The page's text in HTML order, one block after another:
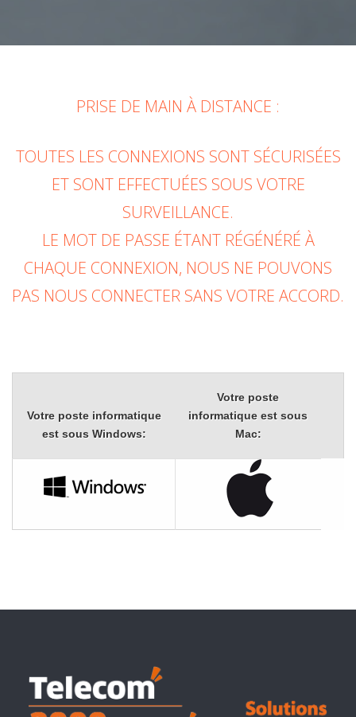
PRISE DE MAIN À DISTANCE :
TOUTES LES CONNEXIONS SONT SÉCURISÉES
ET SONT EFFECTUÉES SOUS VOTRE
SURVEILLANCE.
LE MOT DE PASSE ÉTANT RÉGÉNÉRÉ À
CHAQUE CONNEXION, NOUS NE POUVONS
PAS NOUS CONNECTER SANS VOTRE ACCORD.
Votre poste informatique
est sous Windows:
Votre poste
informatique est sous
Mac: